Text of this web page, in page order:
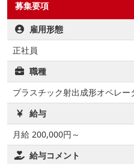
募集要項
雇用形態
正社員
職種
プラスチック射出成形オペレー
給与
月給 200,000円～
給与コメント